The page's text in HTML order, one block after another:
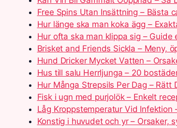
Free Spins Utan Insättning – Bästa
Hur länge ska man koka ägg –
Hur ofta ska man klippa sig –
Brisket and Friends Sickla – Meny,
Hund Dricker Mycket Vatten –
Hus till salu Herrljunga – 20
Hur Många Strepsils Per Dag – Rätt
Fisk i ugn med purjolök – Enkelt
Låg Kroppstemperatur Vid Infektion
Konstig i huvudet och yr – Orsaker,